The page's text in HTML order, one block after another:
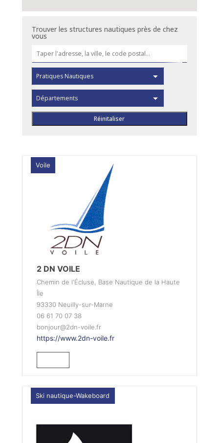
Trouver les structures nautiques près de chez
vous
Voile
2 DN VOILE
Chemin de l'Écluse, Base Nautique de la Haute
Île
93330 Neuilly-sur-Marne
06 61 70 07 38
bonjour@2dn-voile.fr
https://www.2dn-voile.fr
Ski nautique-Wakeboard